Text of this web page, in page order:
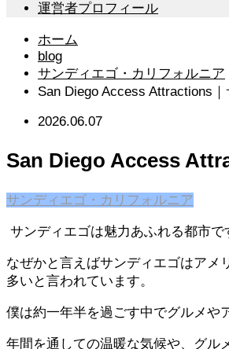
運営者プロフィール
ホーム
blog
サンディエゴ・カリフォルニア
San Diego Access Attractions
2026.06.07
San Diego Access
サンディエゴ・カリフォルニア
サンディエゴは魅力あふれる都市で
なぜかと言えばサンディエゴはアメ
多いと言われています。
僕は約一年半を過ごす中でグルメや
年間を通しての温暖な気候や、グル